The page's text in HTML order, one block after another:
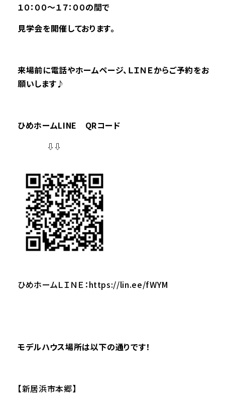
１０：００～１７：００の間で
見学会を開催しております。
来場前に電話やホームページ、ＬＩＮＥからご予約をお
願いします♪
ひめホームLINE QRコード
⇩⇩
ひめホームＬＩＮＥ：https://lin.ee/fWYM
モデルハウス場所は以下の通りです！
【新居浜市本郷】